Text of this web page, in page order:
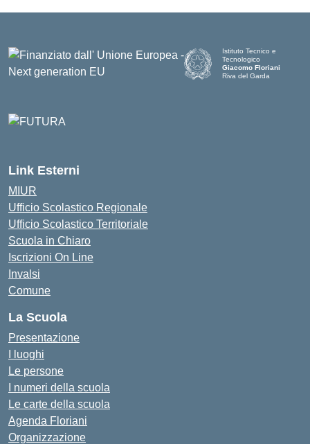
Istituto Tecnico e
Tecnologico
Giacomo Floriani
Riva del Garda
Link Esterni
MIUR
Ufficio Scolastico Regionale
Ufficio Scolastico Territoriale
Scuola in Chiaro
Iscrizioni On Line
Invalsi
Comune
La Scuola
Presentazione
I luoghi
Le persone
I numeri della scuola
Le carte della scuola
Agenda Floriani
Organizzazione